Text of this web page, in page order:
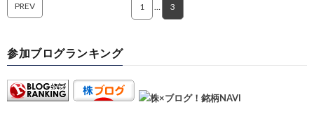
PREV 1 … 3
参加ブログランキング